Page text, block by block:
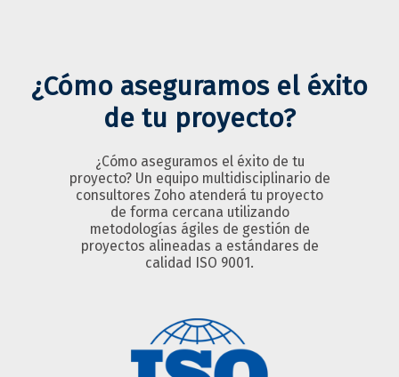
¿Cómo aseguramos el éxito
de tu proyecto?
¿Cómo aseguramos el éxito de tu
proyecto? Un equipo multidisciplinario de
consultores Zoho atenderá tu proyecto
de forma cercana utilizando
metodologías ágiles de gestión de
proyectos alineadas a estándares de
calidad ISO 9001.